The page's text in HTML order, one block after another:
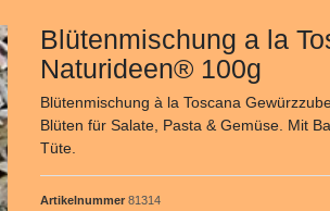
Blütenmischung a la
Naturideen® 100g
Blütenmischung à la Toscana
Blüten für Salate, Pasta & Gemüse. Mit
Tüte.
Artikelnummer 81314